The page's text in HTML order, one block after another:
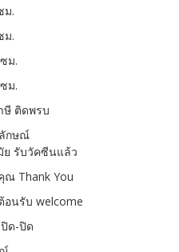
ม.
ม.
ม.
ม.
ษี ติดพรบ
กษณ์
ย รับวัคซีนแล้ว
ณ Thank You
อนรับ welcome
ปิด-ปิด